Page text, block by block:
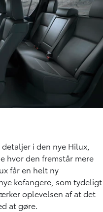
i den nye Hilux,
hvor den fremstår mere
får en helt ny
kofangere, som tydeligt
oplevelsen af at det
at gøre.